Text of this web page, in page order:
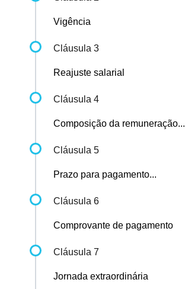
Vigência
Cláusula 3
Reajuste salarial
Cláusula 4
Composição da remuneração...
Cláusula 5
Prazo para pagamento...
Cláusula 6
Comprovante de pagamento
Cláusula 7
Jornada extraordinária